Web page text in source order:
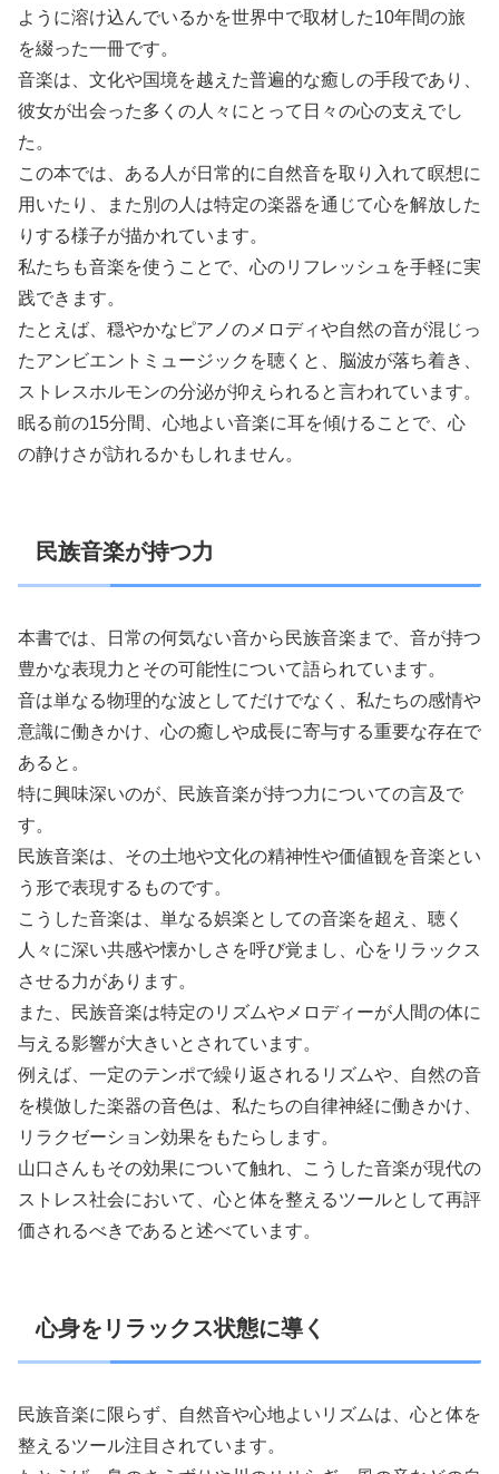
ように溶け込んでいるかを世界中で取材した10年間の旅
を綴った一冊です。
音楽は、文化や国境を越えた普遍的な癒しの手段であり、
彼女が出会った多くの人々にとって日々の心の支えでし
た。
この本では、ある人が日常的に自然音を取り入れて瞑想に
用いたり、また別の人は特定の楽器を通じて心を解放した
りする様子が描かれています。
私たちも音楽を使うことで、心のリフレッシュを手軽に実
践できます。
たとえば、穏やかなピアノのメロディや自然の音が混じっ
たアンビエントミュージックを聴くと、脳波が落ち着き、
ストレスホルモンの分泌が抑えられると言われています。
眠る前の15分間、心地よい音楽に耳を傾けることで、心
の静けさが訪れるかもしれません。
民族音楽が持つ力
本書では、日常の何気ない音から民族音楽まで、音が持つ
豊かな表現力とその可能性について語られています。
音は単なる物理的な波としてだけでなく、私たちの感情や
意識に働きかけ、心の癒しや成長に寄与する重要な存在で
あると。
特に興味深いのが、民族音楽が持つ力についての言及で
す。
民族音楽は、その土地や文化の精神性や価値観を音楽とい
う形で表現するものです。
こうした音楽は、単なる娯楽としての音楽を超え、聴く
人々に深い共感や懐かしさを呼び覚まし、心をリラックス
させる力があります。
また、民族音楽は特定のリズムやメロディーが人間の体に
与える影響が大きいとされています。
例えば、一定のテンポで繰り返されるリズムや、自然の音
を模倣した楽器の音色は、私たちの自律神経に働きかけ、
リラクゼーション効果をもたらします。
山口さんもその効果について触れ、こうした音楽が現代の
ストレス社会において、心と体を整えるツールとして再評
価されるべきであると述べています。
心身をリラックス状態に導く
民族音楽に限らず、自然音や心地よいリズムは、心と体を
整えるツール注目されています。